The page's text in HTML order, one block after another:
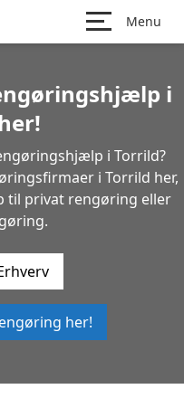
Menu
i
i Torrild?
i Torrild her,
til privat rengøring eller
her!